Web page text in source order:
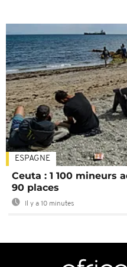
ESPAGNE
Ceuta : 1 100 mineurs
90 places
Il y a 10 minutes